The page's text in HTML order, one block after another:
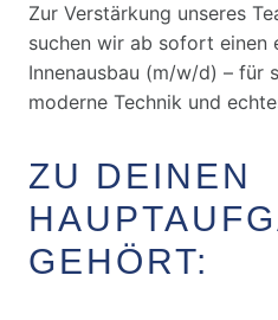
Zur Verstärkung unseres
suchen wir ab sofort einen
Innenausbau (m/w/d) – für
moderne Technik und
ZU DEINEN
GEHÖRT: